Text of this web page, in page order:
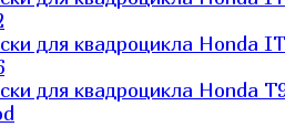
для квадроцикла Honda
для квадроцикла Honda